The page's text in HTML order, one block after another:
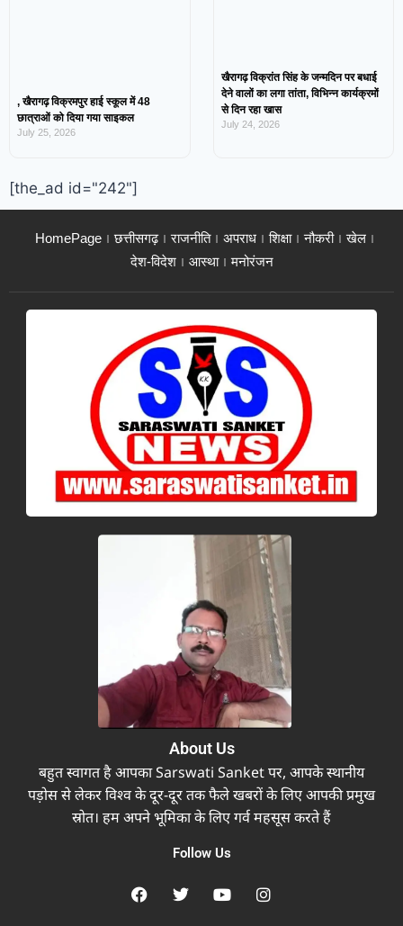
, खैरागढ़ विक्रमपुर हाई स्कूल में 48
छात्राओं को दिया गया साइकल
July 25, 2026
खैरागढ़ विक्रांत सिंह के जन्मदिन पर बधाई
देने वालों का लगा तांता, विभिन्न कार्यक्रमों
से दिन रहा खास
July 24, 2026
[the_ad id="242"]
HomePage छत्तीसगढ़ राजनीति अपराध शिक्षा नौकरी
खेल
देश-विदेश
आस्था मनोरंजन
About Us
बहुत स्वागत है आपका Sarswati Sanket पर, आपके स्थानीय
पड़ोस से लेकर विश्व के दूर-दूर तक फैले खबरों के लिए आपकी प्रमुख
स्रोत। हम अपने भूमिका के लिए गर्व महसूस करते हैं
Follow Us